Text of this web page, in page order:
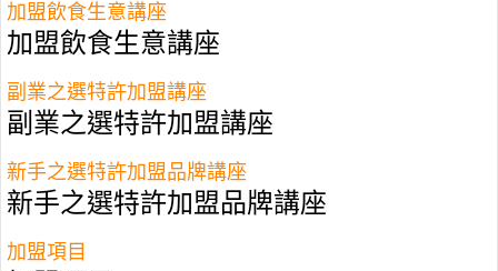
加盟飲食生意講座
加盟飲食生意講座
副業之選特許加盟講座
副業之選特許加盟講座
新手之選特許加盟品牌講座
新手之選特許加盟品牌講座
加盟項目
香港加盟－特許經營品牌簡介－ 「夾糖」是不少人的
童年回憶，五顏六色的糖會放在一格格的盒子，挑最
愛口味才放入塑料袋，然後以重量計價錢。夾糖顏色
多樣化，款式和口味都各有不同，如荷包蛋糖，可樂
糖，香蕉糖，熊仔糖等，無論造型和味道都十分像糖
果的名字，會愈食愈上癮。